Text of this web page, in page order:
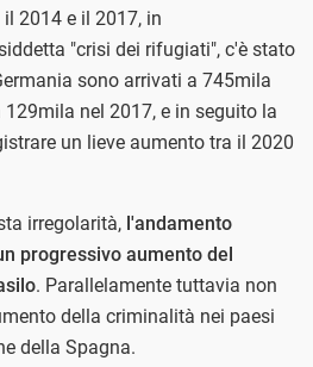
2014 e il 2017, in
"crisi dei rifugiati", c'è stato
sono arrivati a 745mila
nel 2017, e in seguito la
un lieve aumento tra il 2020
irregolarità, l'andamento
progressivo aumento del
. Parallelamente tuttavia non
della criminalità nei paesi
della Spagna.